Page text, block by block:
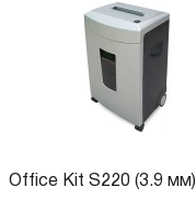
Office Kit S220 (3.9 мм)